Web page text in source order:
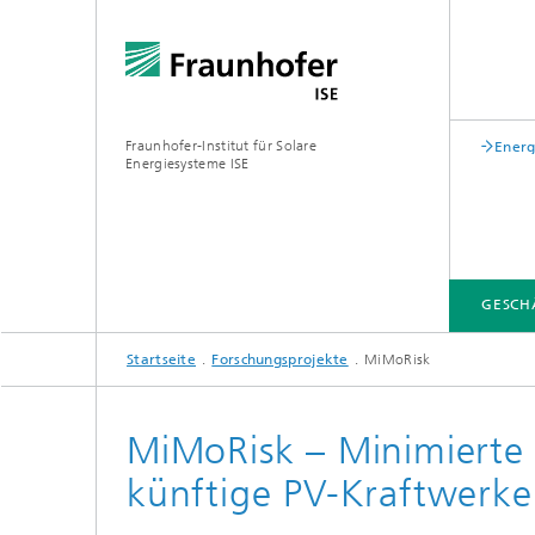
Fraunhofer-Institut für Solare
Energiesysteme ISE
GESCHÄFTSFELDER
FUE-INFRASTRUKTUR
Zentrum für höchsteffiziente
Solarzellen
LEITTHEMEN
ÜBER UNS
VERÖFFENTLICHUNGEN
Startseite Forschungsprojekte MiMoRisk
MiMoRisk –
künftige PV-Kraftwerke